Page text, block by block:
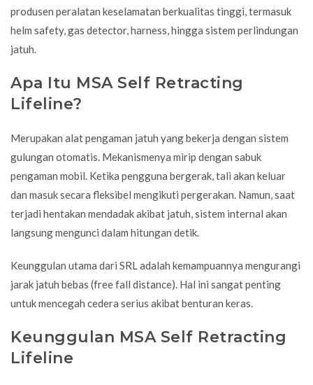
produsen peralatan keselamatan berkualitas tinggi, termasuk
helm safety, gas detector, harness, hingga sistem perlindungan
jatuh.
Apa Itu MSA Self Retracting
Lifeline?
Merupakan alat pengaman jatuh yang bekerja dengan sistem
gulungan otomatis. Mekanismenya mirip dengan sabuk
pengaman mobil. Ketika pengguna bergerak, tali akan keluar
dan masuk secara fleksibel mengikuti pergerakan. Namun, saat
terjadi hentakan mendadak akibat jatuh, sistem internal akan
langsung mengunci dalam hitungan detik.
Keunggulan utama dari SRL adalah kemampuannya mengurangi
jarak jatuh bebas (free fall distance). Hal ini sangat penting
untuk mencegah cedera serius akibat benturan keras.
Keunggulan MSA Self Retracting
Lifeline